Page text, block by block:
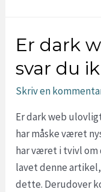
billigst
se
Premier
League?
(Halv
pris
med
VPN)
Er dark
svar du
Skriv en
Er dark web
har måske været
har været i tvivl om
lavet denne
dette. Derudover